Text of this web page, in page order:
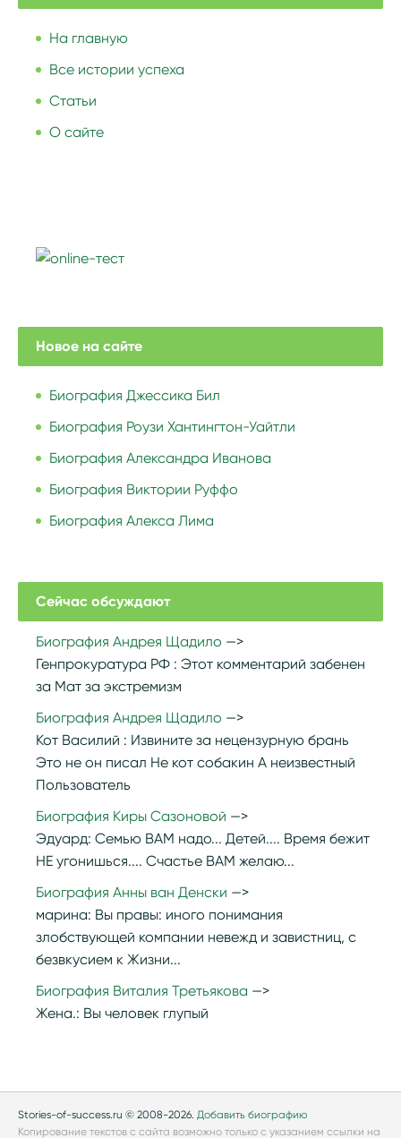
На главную
Все истории успеха
Статьи
О сайте
Новое на сайте
Биография Джессика Бил
Биография Роузи Хантингтон-Уайтли
Биография Александра Иванова
Биография Виктории Руффо
Биография Алекса Лима
Сейчас обсуждают
Биография Андрея Щадило
Генпрокуратура РФ : Этот комментарий забенен
за Мат за экстремизм
Биография Андрея Щадило
Кот Василий : Извините за нецензурную брань
Это не он писал Не кот собакин А неизвестный
Пользователь
Биография Киры Сазоновой
Эдуард: Семью ВАМ надо... Детей.... Время бежит
НЕ угонишься.... Счастье ВАМ желаю...
Биография Анны ван Денски
марина: Вы правы: иного понимания
злобствующей компании невежд и завистниц, с
безвкусием к Жизни...
Биография Виталия Третьякова
Жена.: Вы человек глупый
Stories-of-success.ru © 2008-2026. Добавить биографию
Копирование текстов с сайта возможно только с указанием ссылки на